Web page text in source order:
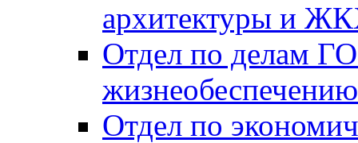
архитектуры и
Отдел по делам
Отдел по